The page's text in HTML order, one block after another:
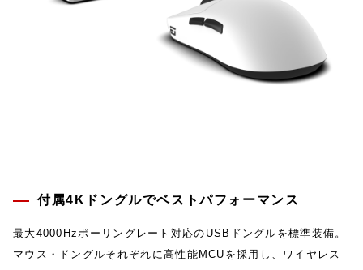
付属4Kドングルでベストパフォーマンス
最大4000Hzポーリングレート対応のUSBドングルを標準装備。
マウス・ドングルそれぞれに高性能MCUを採用し、ワイヤレス